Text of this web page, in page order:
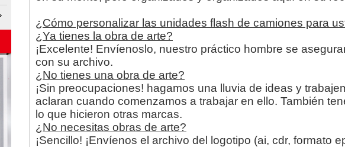
¿Cómo personalizar las unidades flash de camiones para
¿Ya tienes la obra de arte?
¡Excelente! Envíenoslo, nuestro práctico hombre se
con su archivo.
¿No tienes una obra de arte?
¡Sin preocupaciones! hagamos una lluvia de ideas y
aclaran cuando comenzamos a trabajar en ello. También
lo que hicieron otras marcas.
¿No necesitas obras de arte?
¡Sencillo! ¡Envíenos el archivo del logotipo (ai, cdr, formato